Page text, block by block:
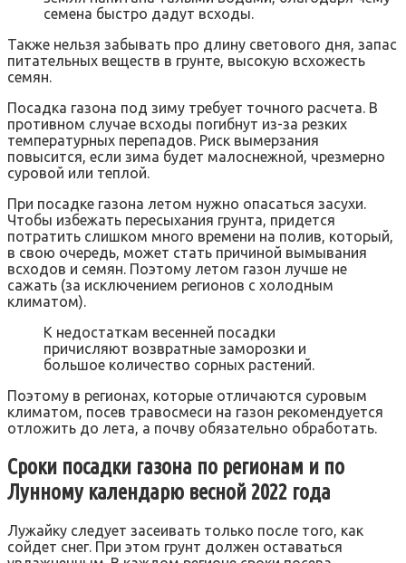
семена быстро дадут всходы.
Также нельзя забывать про длину светового дня, запас
питательных веществ в грунте, высокую всхожесть
семян.
Посадка газона под зиму требует точного расчета. В
противном случае всходы погибнут из-за резких
температурных перепадов. Риск вымерзания
повысится, если зима будет малоснежной, чрезмерно
суровой или теплой.
При посадке газона летом нужно опасаться засухи.
Чтобы избежать пересыхания грунта, придется
потратить слишком много времени на полив, который,
в свою очередь, может стать причиной вымывания
всходов и семян. Поэтому летом газон лучше не
сажать (за исключением регионов с холодным
климатом).
К недостаткам весенней посадки
причисляют возвратные заморозки и
большое количество сорных растений.
Поэтому в регионах, которые отличаются суровым
климатом, посев травосмеси на газон рекомендуется
отложить до лета, а почву обязательно обработать.
Сроки посадки газона по регионам и по
Лунному календарю весной 2022 года
Лужайку следует засеивать только после того, как
сойдет снег. При этом грунт должен оставаться